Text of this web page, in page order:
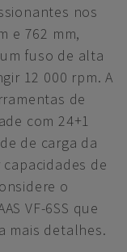
nos
e 762 mm,
fuso de alta
12 000 rpm. A
de
com 24+1
de carga da
de
o
VF-6SS que
mais detalhes.